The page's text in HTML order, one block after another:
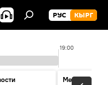
РУС КЫРГ
19:00
Меняющие